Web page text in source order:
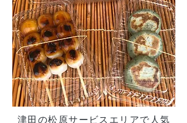
津田の松原サービスエリアで人気